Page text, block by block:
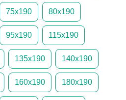
75х190 80х190
95х190 115х190
135х190 140х190
160х190 180х190